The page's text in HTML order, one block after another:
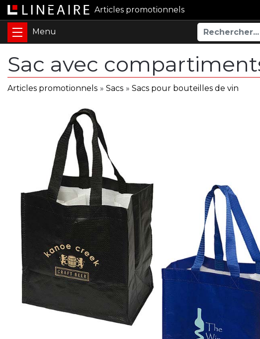
Articles promotionnels
Sac avec
Articles promotionnels » Sacs » Sacs pour bouteilles de vin